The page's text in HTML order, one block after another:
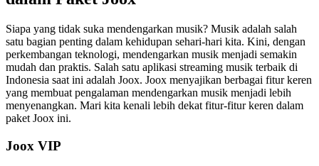
Siapa yang tidak suka mendengarkan musik? Musik adalah salah
satu bagian penting dalam kehidupan sehari-hari kita. Kini, dengan
perkembangan teknologi, mendengarkan musik menjadi semakin
mudah dan praktis. Salah satu aplikasi streaming musik terbaik di
Indonesia saat ini adalah Joox. Joox menyajikan berbagai fitur keren
yang membuat pengalaman mendengarkan musik menjadi lebih
menyenangkan. Mari kita kenali lebih dekat fitur-fitur keren dalam
paket Joox ini.
Joox VIP